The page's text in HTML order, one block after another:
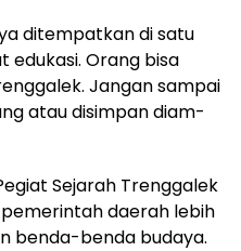
ditempatkan di satu
edukasi. Orang bisa
Jangan sampai
atau disimpan diam-
Sejarah Trenggalek
daerah lebih
benda-benda budaya.